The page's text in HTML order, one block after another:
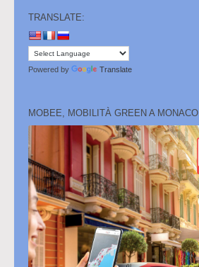
TRANSLATE:
Powered by Translate
MOBEE, MOBILITÀ GREEN A MONACO